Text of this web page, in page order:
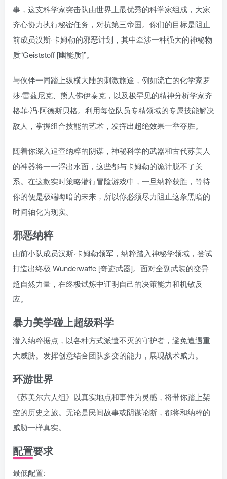
事，这支科学家突击队由世界上最优秀的科学家组成，大家
齐心协力执行秘密任务，对抗第三帝国。你们的目标是阻止
前成员汉斯·卡姆勒的邪恶计划，其中牵涉一种强大的神秘物
质“Geiststoff [幽能质]”。
与伙伴一同踏上纵横大陆的刺激旅途，例如流亡的化学家罗
莎·雷兹尼克、熊人佛伊泰克，以及极罕见的精神分析学家齐
格菲·冯·阿德斯贝格。利用每位队员专精领域的专属技能解决
敌人，掌握组合技能的艺术，发挥出超绝效果一举夺胜。
随着你深入追查纳粹的阴谋，神秘科学的武器和古代苏美人
的神器将一一浮出水面，这些都与卡姆勒的诡计脱不了关
系。在这款实时策略潜行冒险游戏中，一旦纳粹获胜，等待
你的便是极端晦暗的未来，所以你必须尽力阻止这条黑暗的
时间轴化为现实。
邪恶纳粹
由前小队成员汉斯·卡姆勒领军，纳粹踏入神秘学领域，尝试
打造出终极 Wunderwaffe [奇迹武器]。面对全副武装的变异
超自然力量，在终极试炼中证明自己的决策能力和机敏反
应。
暴力美学碰上超级科学
潜入纳粹据点，以各种方式派遣不灭的守护者，避免遭遇重
大威胁。发挥创意结合团队多变的能力，展现战术威力。
环游世界
《苏美尔六人组》以真实地点和事件为灵感，将带你踏上架
空的历史之旅。无论是民间故事或阴谋论断，都将和纳粹的
威胁一样真实。
配置要求
最低配置: